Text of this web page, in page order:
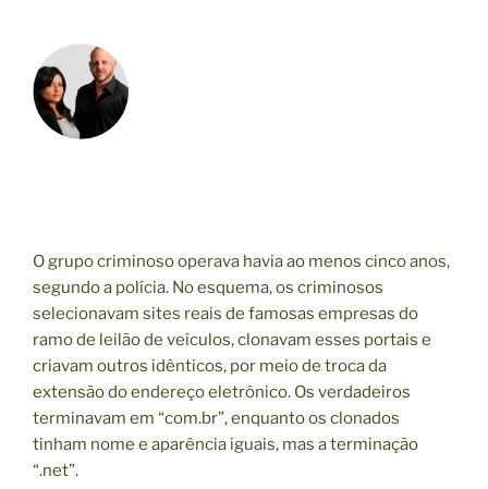
O grupo criminoso operava havia ao menos cinco anos,
segundo a polícia. No esquema, os criminosos
selecionavam sites reais de famosas empresas do
ramo de leilão de veículos, clonavam esses portais e
criavam outros idênticos, por meio de troca da
extensão do endereço eletrônico. Os verdadeiros
terminavam em “com.br”, enquanto os clonados
tinham nome e aparência iguais, mas a terminação
“.net”.